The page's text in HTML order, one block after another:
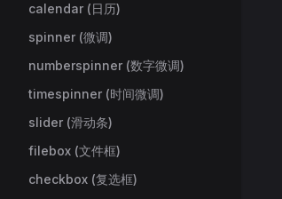
calendar (日历)
spinner (微调)
numberspinner (数字微调)
timespinner (时间微调)
slider (滑动条)
filebox (文件框)
checkbox (复选框)